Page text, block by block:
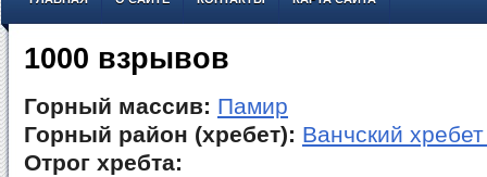
1000 взрывов
Горный массив: Памир
Горный район (хребет): Ванчский
Отрог хребта: